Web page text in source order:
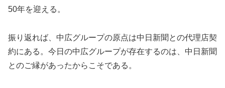
50年を迎える。
振り返れば、中広グループの原点は中日新聞との代理店契
約にある。今日の中広グループが存在するのは、中日新聞
とのご縁があったからこそである。